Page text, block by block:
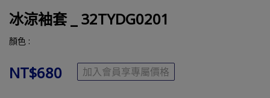
冰涼袖套 _ 32TYDG0201
顏色 :
NT$680 加入會員享專屬價格